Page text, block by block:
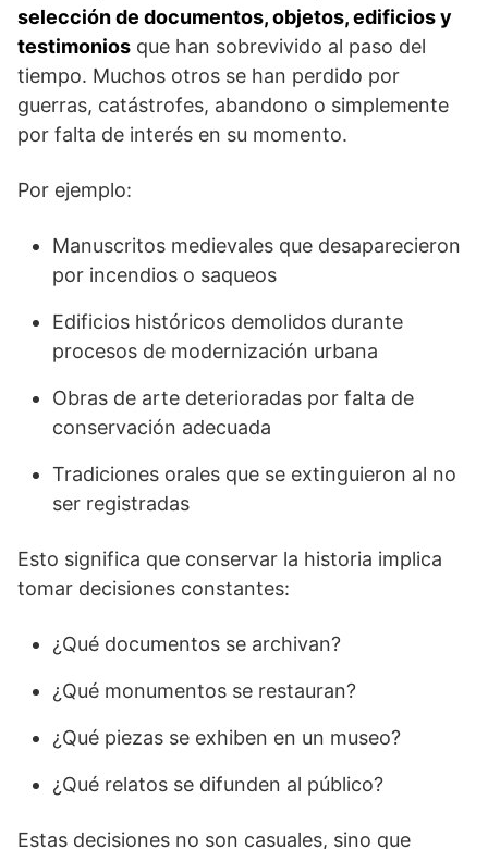
selección de documentos, objetos, edificios y
testimonios que han sobrevivido al paso del
tiempo. Muchos otros se han perdido por
guerras, catástrofes, abandono o simplemente
por falta de interés en su momento.
Por ejemplo:
Manuscritos medievales que desaparecieron
por incendios o saqueos
Edificios históricos demolidos durante
procesos de modernización urbana
Obras de arte deterioradas por falta de
conservación adecuada
Tradiciones orales que se extinguieron al no
ser registradas
Esto significa que conservar la historia implica
tomar decisiones constantes:
¿Qué documentos se archivan?
¿Qué monumentos se restauran?
¿Qué piezas se exhiben en un museo?
¿Qué relatos se difunden al público?
Estas decisiones no son casuales, sino que